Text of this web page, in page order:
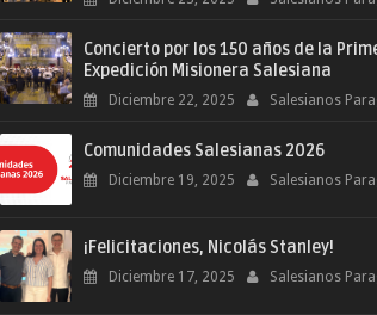
Concierto por los 150 años de la
Expedición Misionera Salesiana
Diciembre 22, 2025 Salesianos
Comunidades Salesianas 2026
Diciembre 19, 2025 Salesianos
¡Felicitaciones, Nicolás Stanley!
Diciembre 17, 2025 Salesianos